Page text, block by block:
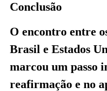
Conclusão
O encontro entre
Brasil e Estados
marcou um passo
reafirmação e no